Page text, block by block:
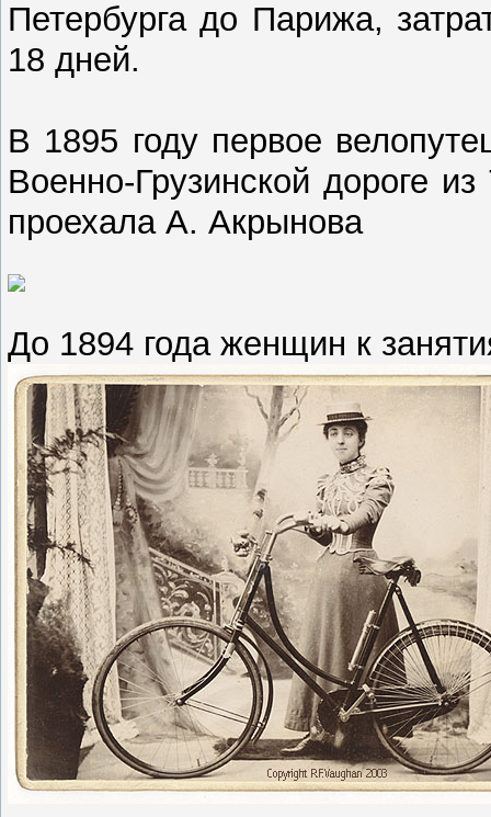
Петербурга до Парижа,
18 дней.
В 1895 году первое
Военно-Грузинской дороге
проехала А. Акрынова
До 1894 года женщин к